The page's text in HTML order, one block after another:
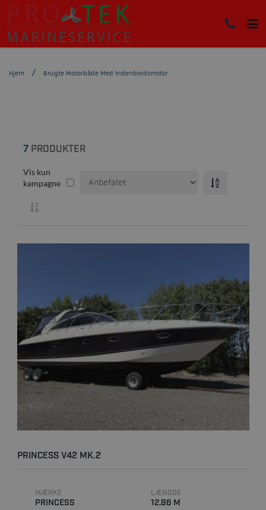
Hjem Brugte Motorbåde Med Indenbordsmotor
7PRODUKTER
Vis kun
kampagne
PRINCESS V42 MK.2
MÆRKE
PRINCESS
LÆNGDE
12.86 M